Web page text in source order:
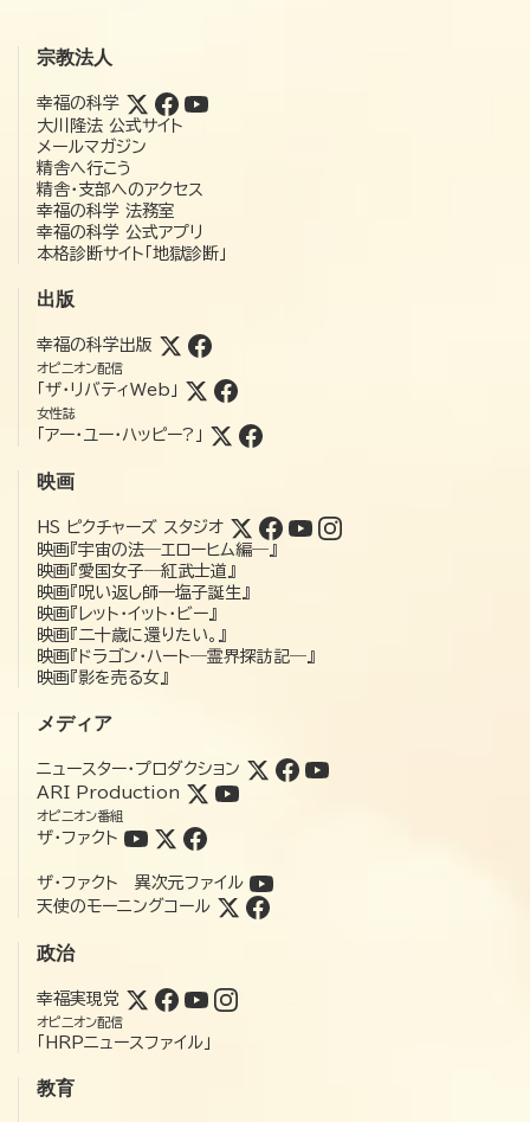
宗教法人
幸福の科学
大川隆法 公式サイト
メールマガジン
精舎へ行こう
精舎・支部へのアクセス
幸福の科学 法務室
幸福の科学 公式アプリ
本格診断サイト「地獄診断」
出版
幸福の科学出版
オピニオン配信
「ザ・リバティWeb」
女性誌
「アー・ユー・ハッピー?」
映画
HS ピクチャーズ スタジオ
映画『宇宙の法―エローヒム編―』
映画『愛国女子―紅武士道』
映画『呪い返し師—塩子誕生』
映画『レット・イット・ビー』
映画『二十歳に還りたい。』
映画『ドラゴン・ハート―霊界探訪記―』
映画『影を売る女』
メディア
ニュースター・プロダクション
ARI Production
オピニオン番組
ザ・ファクト
ザ・ファクト 異次元ファイル
天使のモーニングコール
政治
幸福実現党
オピニオン配信
「HRPニュースファイル」
教育